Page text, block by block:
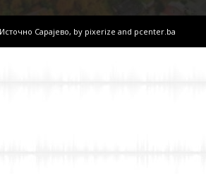
Сарајево, by pixerize and pcenter.ba